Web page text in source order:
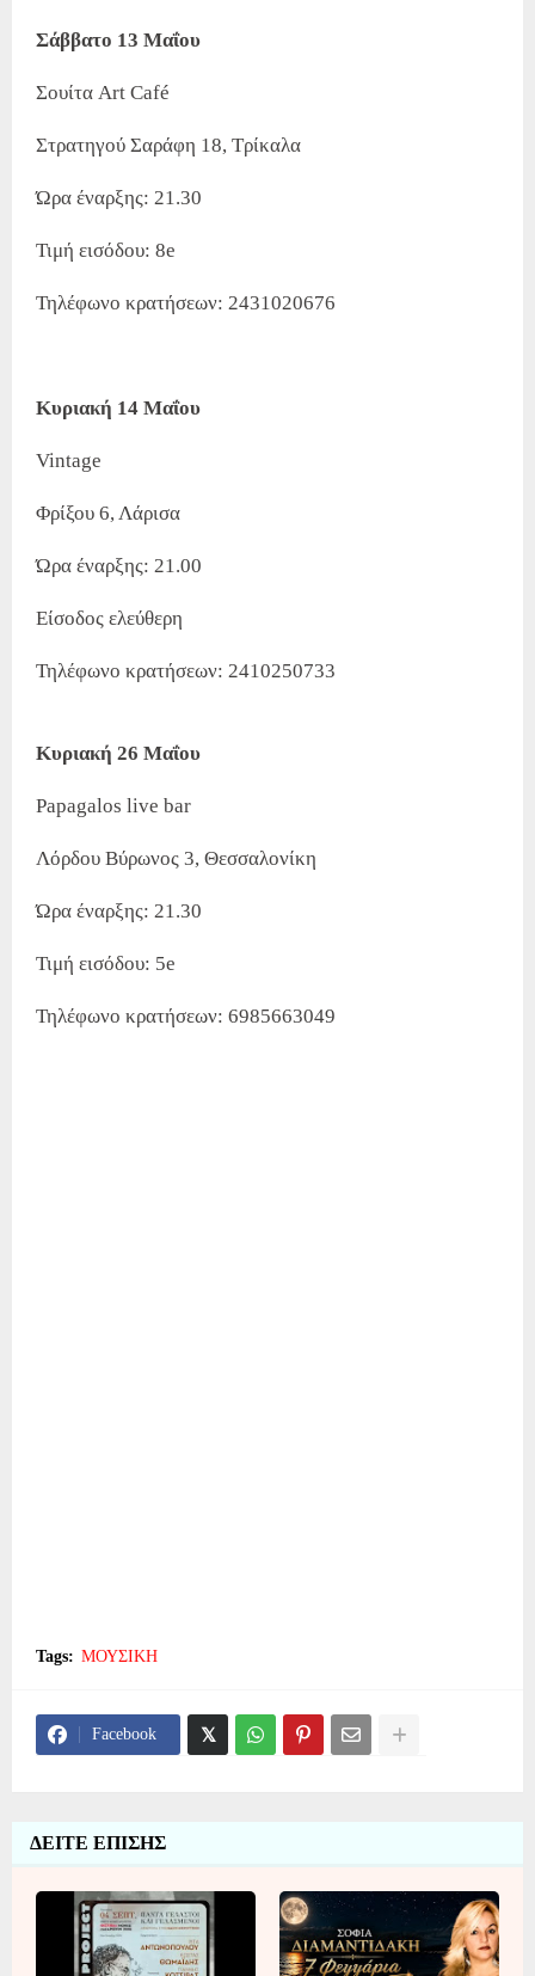
Σάββατο 13 Μαΐου
Σουίτα Art Café
Στρατηγού Σαράφη 18, Τρίκαλα
Ώρα έναρξης: 21.30
Τιμή εισόδου: 8e
Τηλέφωνο κρατήσεων: 2431020676
Κυριακή 14 Μαΐου
Vintage
Φρίξου 6, Λάρισα
Ώρα έναρξης: 21.00
Είσοδος ελεύθερη
Τηλέφωνο κρατήσεων: 2410250733
Κυριακή 26 Μαΐου
Papagalos live bar
Λόρδου Βύρωνος 3, Θεσσαλονίκη
Ώρα έναρξης: 21.30
Τιμή εισόδου: 5e
Τηλέφωνο κρατήσεων: 6985663049
Tags: ΜΟΥΣΙΚΗ
Facebook
ΔΕΙΤΕ ΕΠΙΣΗΣ